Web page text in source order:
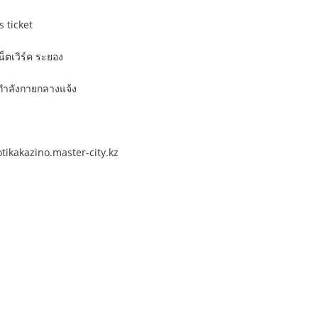
ticket
ตเวิร์ค ระยอง
ำลังกายกลางแจ้ง
city.kz